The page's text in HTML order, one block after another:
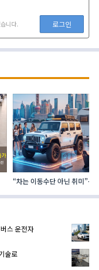
니다. 로그인
“차는 이동수단 아닌 취미”…
스 운전자
술로